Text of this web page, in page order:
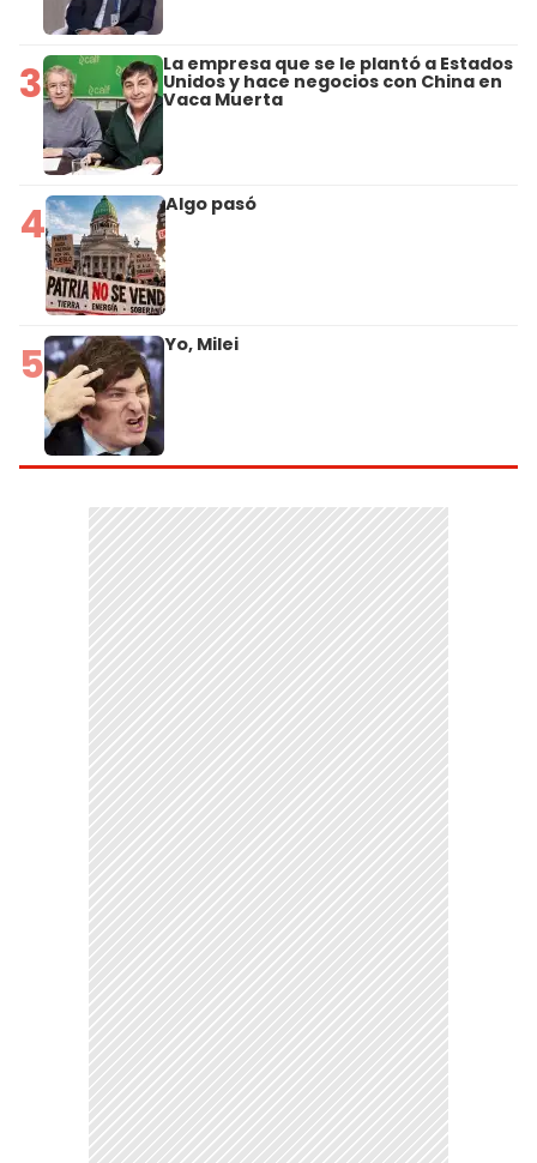
3 La empresa que se le plantó a Estados
Unidos y hace negocios con China en
Vaca Muerta
4 Algo pasó
5 Yo, Milei